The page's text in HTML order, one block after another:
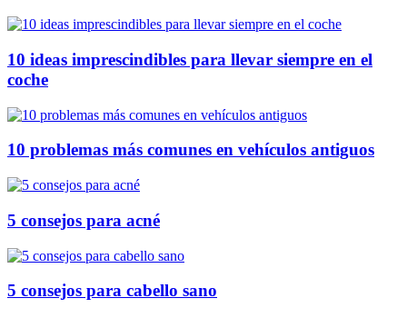
10 ideas imprescindibles para llevar siempre en el
coche
10 problemas más comunes en vehículos antiguos
5 consejos para acné
5 consejos para cabello sano